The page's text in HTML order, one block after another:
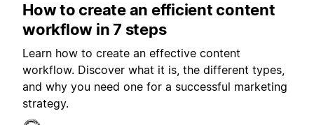
How to create an efficient content
workflow in 7 steps
Learn how to create an effective content
workflow. Discover what it is, the different types,
and why you need one for a successful marketing
strategy.